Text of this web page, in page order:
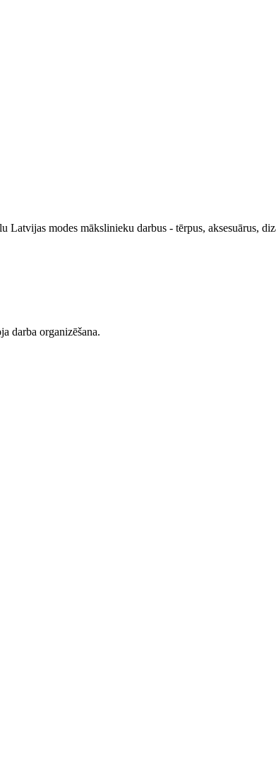
modes mākslinieku darbus - tērpus, aksesuārus,
darba organizēšana.